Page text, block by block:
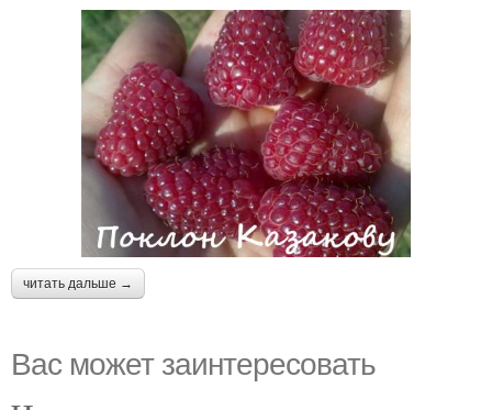
читать дальше →
Вас может заинтересовать